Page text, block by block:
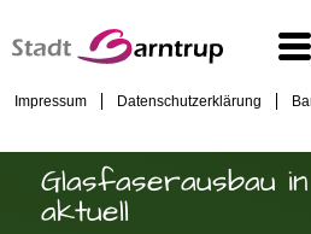
Impressum Datenschutzerklärung
Glasfaserausbau
aktuell